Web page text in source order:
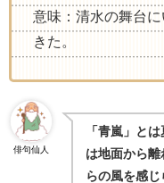
意味：清水の舞台
きた。
俳句仙人
「青嵐」と
は地面から
らの風を感